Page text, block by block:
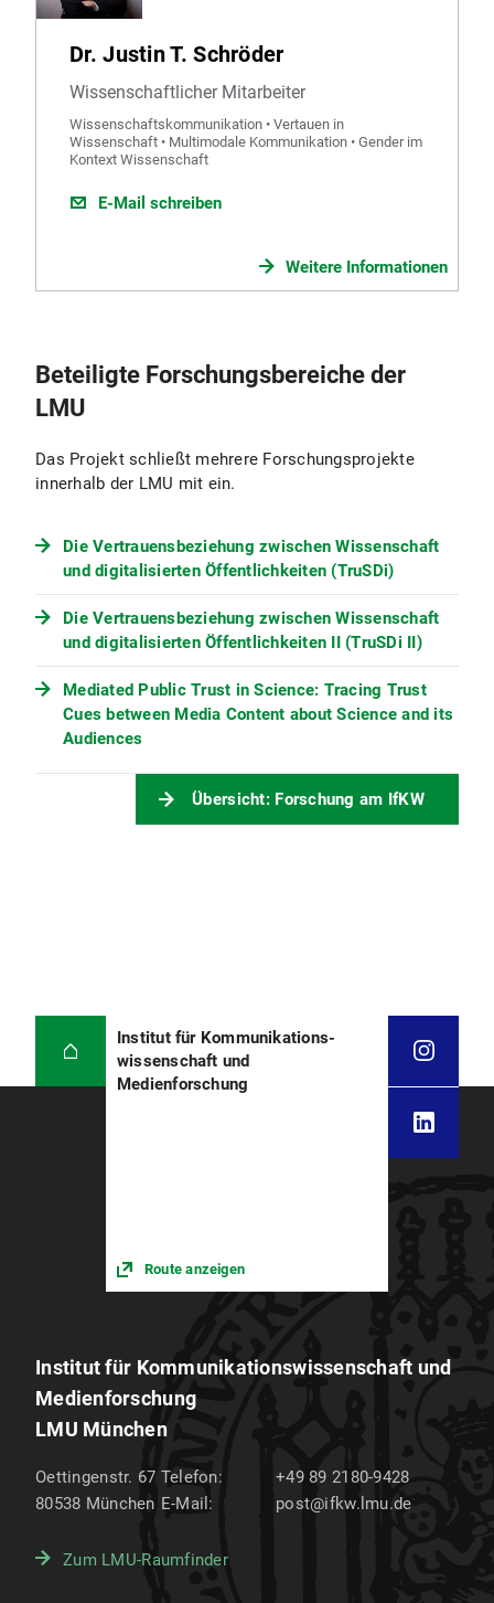
Dr. Justin T. Schröder
Wissenschaftlicher Mitarbeiter
Wissenschaftskommunikation • Vertauen in
Wissenschaft • Multimodale Kommunikation • Gender im
Kontext Wissenschaft
E-Mail schreiben
Weitere Informationen
Beteiligte Forschungsbereiche der
LMU
Das Projekt schließt mehrere Forschungsprojekte
innerhalb der LMU mit ein.
Die Vertrauensbeziehung zwischen Wissenschaft
und digitalisierten Öffentlichkeiten (TruSDi)
Die Vertrauensbeziehung zwischen Wissenschaft
und digitalisierten Öffentlichkeiten II (TruSDi II)
Mediated Public Trust in Science: Tracing Trust
Cues between Media Content about Science and its
Audiences
Übersicht: Forschung am IfKW
Institut für Kommunikations­
wissenschaft und
Medienforschung
Route anzeigen
Institut für Kommunikations­wissenschaft und
Medien­forschung
LMU München
Oettingenstr. 67
80538 München
Telefon:
+49 89 2180-9428
E-Mail:
post@ifkw.lmu.de
Zum LMU-Raumfinder